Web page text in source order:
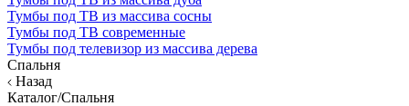
Тумбы под ТВ из массива сосны
Тумбы под ТВ современные
Тумбы под телевизор из массива дерева
Спальня
Назад
Каталог/Спальня